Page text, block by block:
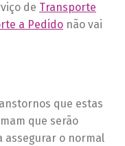
de Transporte
a Pedido não vai
que estas
que serão
assegurar o normal